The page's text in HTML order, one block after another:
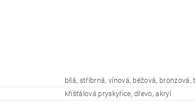
bílá, stříbrná, vínová, béžová, bronzová,
křišťálová pryskyřice, dřevo, akryl